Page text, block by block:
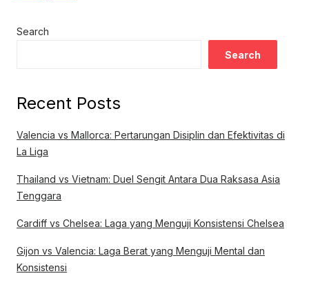
Search
Search
Recent Posts
Valencia vs Mallorca: Pertarungan Disiplin dan Efektivitas di
La Liga
Thailand vs Vietnam: Duel Sengit Antara Dua Raksasa Asia
Tenggara
Cardiff vs Chelsea: Laga yang Menguji Konsistensi Chelsea
Gijon vs Valencia: Laga Berat yang Menguji Mental dan
Konsistensi